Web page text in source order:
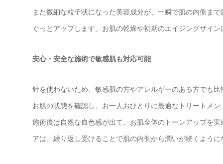
また微細な粒子状になった美容成分が、一瞬で肌の内側ま
ぐっとアップします。お肌の乾燥や初期のエイジングサイ
安心・安全な施術で敏感肌も対応可能
針を使わないため、敏感肌の方やアレルギーのある方でも
お肌の状態を確認し、お一人おひとりに最適なトリートメ
施術後は自然な血色感が出て、お肌全体のトーンアップを
アは、繰り返し受けることで肌の内側から潤いが続くように